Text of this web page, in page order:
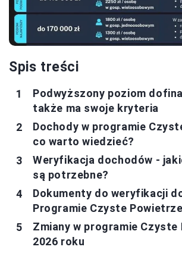
Spis treści
Podwyższony poziom
także ma swoje kryteria
Dochody w programie
co warto wiedzieć?
Weryfikacja dochodów -
są potrzebne?
Dokumenty do weryfikacji
Programie Czyste Powietrze
Zmiany w programie Czyste
2026 roku